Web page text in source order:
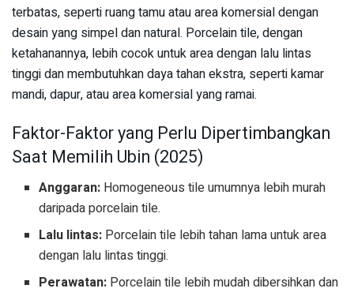
terbatas, seperti ruang tamu atau area komersial dengan
desain yang simpel dan natural. Porcelain tile, dengan
ketahanannya, lebih cocok untuk area dengan lalu lintas
tinggi dan membutuhkan daya tahan ekstra, seperti kamar
mandi, dapur, atau area komersial yang ramai.
Faktor-Faktor yang Perlu Dipertimbangkan
Saat Memilih Ubin (2025)
Anggaran: Homogeneous tile umumnya lebih murah
daripada porcelain tile.
Lalu lintas: Porcelain tile lebih tahan lama untuk area
dengan lalu lintas tinggi.
Perawatan: Porcelain tile lebih mudah dibersihkan dan